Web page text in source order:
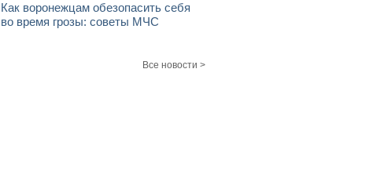
Как воронежцам обезопасить себя
во время грозы: советы МЧС
Все новости >